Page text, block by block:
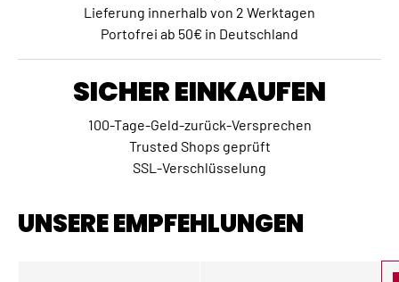
Lieferung innerhalb von 2 Werktagen
Portofrei ab 50€ in Deutschland
SICHER EINKAUFEN
100-Tage-Geld-zurück-Versprechen
Trusted Shops geprüft
SSL-Verschlüsselung
UNSERE EMPFEHLUNGEN